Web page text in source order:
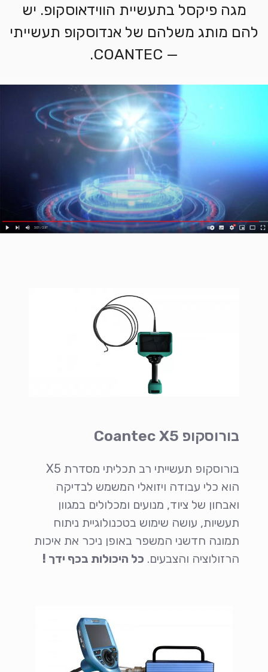
מגה פיקסל בתעשיית הווידאוסקופ. יש
להם מותג משלהם של אנדוסקופ תעשייתי
— COANTEC.
בורוסקופ Coantec X5
בורוסקופ תעשייתי רב תכליתי מסדרת X5
הוא כלי עבודה ויזואלי המשמש לבדיקה
ואבחון של ציוד, מנועים ומכלולים במגוון
תעשיות, עושה שימוש בטכנולוגיית ניתוח
תמונה חדשני המשפר באופן ניכר את איכות
הרזולוציה והצבעים. כל היכולות בכף ידך !